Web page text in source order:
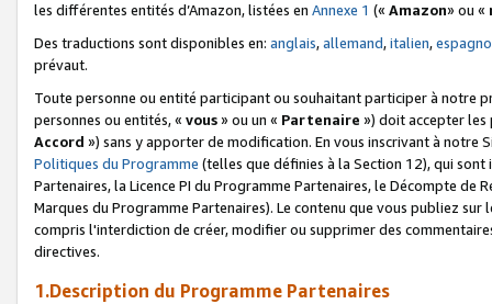
les différentes entités d’Amazon, listées en Annexe 1 (« Amazon» ou «
Des traductions sont disponibles en: anglais,allemand,italien,
prévaut.
Toute personne ou entité participant ou souhaitant participer à notre
personnes ou entités, « vous» ou un « Partenaire ») doit accepter les
Accord ») sans y apporter de modification. En vous inscrivant à notre
Politiques du Programme (telles que définies à la Section 12), qui
Partenaires, la Licence PI du Programme Partenaires, le Décompte de
Marques du Programme Partenaires). Le contenu que vous publiez
compris l'interdiction de créer, modifier ou supprimer des
directives.
1.Description du Programme Partenaires